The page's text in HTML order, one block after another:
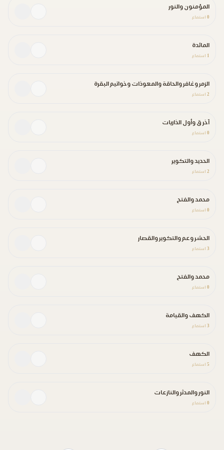
المؤمنون والنور
0 استماع
المائدة
1 استماع
الزمر وغافر والحاقة والمعوذات وخواتيم البقرة
2 استماع
آخر ق وأول الذاريات
0 استماع
الحديد والتكوير
2 استماع
محمد والفتح
0 استماع
الحشر وعم والتكوير والقصار
3 استماع
محمد والفتح
0 استماع
الكهف والقيامة
3 استماع
الكهف
5 استماع
النور والمدثر والنازعات
0 استماع